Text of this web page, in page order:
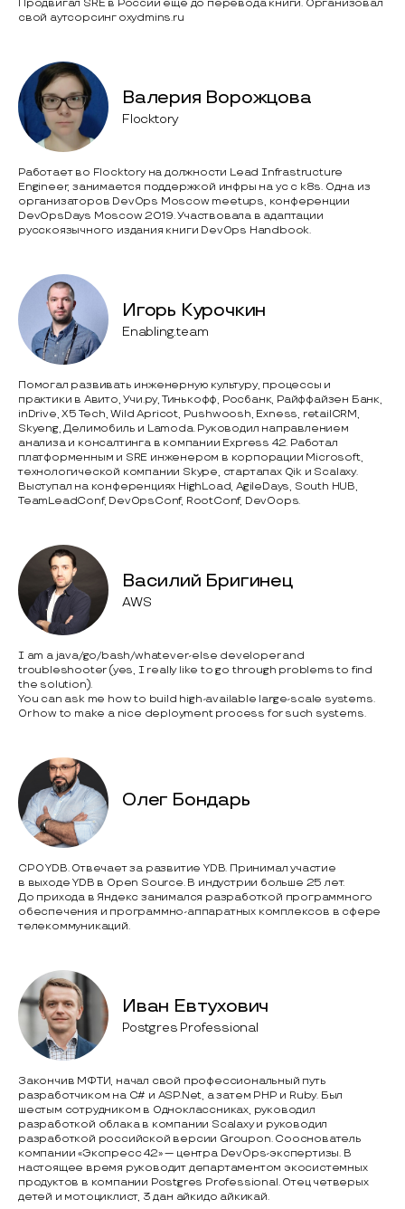
Продвигал SRE в России ещё до перевода книги. Организовал
свой аутсорсинг oxydmins.ru
Валерия Ворожцова
Flocktory
Работает во Flocktory на должности Lead Infrastructure
Engineer, занимается поддержкой инфры на yc с k8s. Одна из
организаторов DevOps Moscow meetups, конференции
DevOpsDays Moscow 2019. Участвовала в адаптации
русскоязычного издания книги DevOps Handbook.
Игорь Курочкин
Enabling.team
Помогал развивать инженерную культуру, процессы и
практики в Авито, Учи.ру, Тинькофф, Росбанк, Райффайзен Банк,
inDrive, X5 Tech, Wild Apricot, Pushwoosh, Exness, retailCRM,
Skyeng, Делимобиль и Lamoda. Руководил направлением
анализа и консалтинга в компании Express 42. Работал
платформенным и SRE инженером в корпорации Microsoft,
технологической компании Skype, стартапах Qik и Scalaxy.
Выступал на конференциях HighLoad, AgileDays, South HUB,
TeamLeadConf, DevOpsConf, RootConf, DevOops.
Василий Бригинец
AWS
I am a java/go/bash/whatever-else developer and
troubleshooter (yes, I really like to go through problems to find
the solution).
You can ask me how to build high-available large-scale systems.
Or how to make a nice deployment process for such systems.
Олег Бондарь
CPO YDB. Отвечает за развитие YDB. Принимал участие
в выходе YDB в Open Source. В индустрии больше 25 лет.
До прихода в Яндекс занимался разработкой программного
обеспечения и программно-аппаратных комплексов в сфере
телекоммуникаций.
Иван Евтухович
Postgres Professional
Закончив МФТИ, начал свой профессиональный путь
разработчиком на C# и ASP.Net, а затем PHP и Ruby. Был
шестым сотрудником в Одноклассниках, руководил
разработкой облака в компании Scalaxy и руководил
разработкой российской версии Groupon. Сооснователь
компании «Экспресс 42» — центра DevOps-экспертизы. В
настоящее время руководит департаментом экосистемных
продуктов в компании Postgres Professional. Отец четверых
детей и мотоциклист, 3 дан айкидо айкикай.